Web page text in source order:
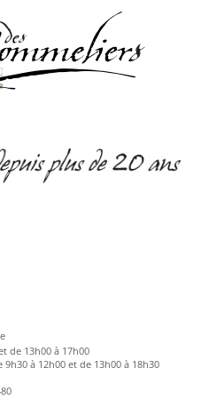
de 13h00 à 17h00
à 12h00 et de 13h00 à 18h30